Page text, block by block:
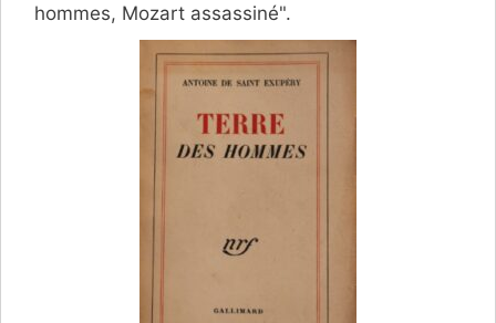
hommes, Mozart assassiné".